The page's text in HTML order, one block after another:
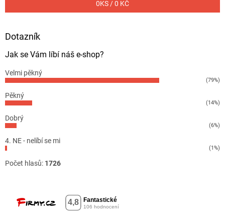
0KS /0 KČ
Dotazník
Jak se Vám líbí náš e-shop?
Velmi pěkný
(79%)
Pěkný
(14%)
Dobrý
(6%)
4. NE - nelíbí se mi
(1%)
Počet hlasů: 1726